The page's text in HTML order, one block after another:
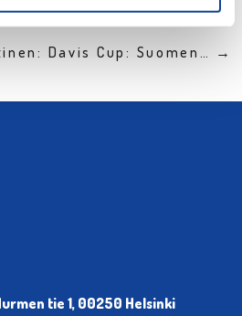
Davis Cup: Suomen… →
tie 1, 00250 Helsinki